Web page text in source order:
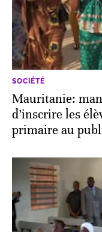
SOCIÉTÉ
Mauritanie:
d’inscrire les
primaire au